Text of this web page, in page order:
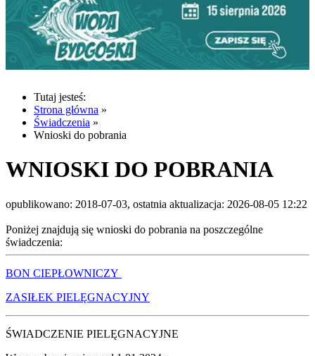
Tutaj jesteś:
Strona główna »
Świadczenia »
Wnioski do pobrania
WNIOSKI DO POBRANIA
opublikowano: 2018-07-03, ostatnia aktualizacja: 2026-08-05 12:22
Poniżej znajdują się wnioski do pobrania na poszczególne
świadczenia:
BON CIEPŁOWNICZY
ZASIŁEK PIELĘGNACYJNY
ŚWIADCZENIE PIELĘGNACYJNE